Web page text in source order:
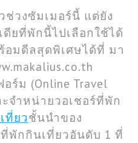
ช่วงซัมเมอร์นี้ แต่ยัง
ยที่พักนี้ไปเลือกใช้ได้
อมดีลสุดพิเศษได้ที่ มา
ร์ม (Online Travel
จำหน่ายวอเชอร์ที่พัก
ที่ยวชั้นนำของ
พักกินเที่ยวอันดับ 1 ที่